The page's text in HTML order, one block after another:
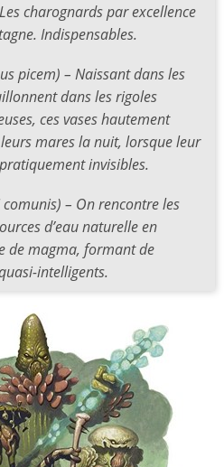
charognards par excellence
Indispensables.
picem) – Naissant dans les
dans les rigoles
ces vases hautement
mares la nuit, lorsque leur
invisibles.
– On rencontre les
d’eau naturelle en
de magma, formant de
intelligents.